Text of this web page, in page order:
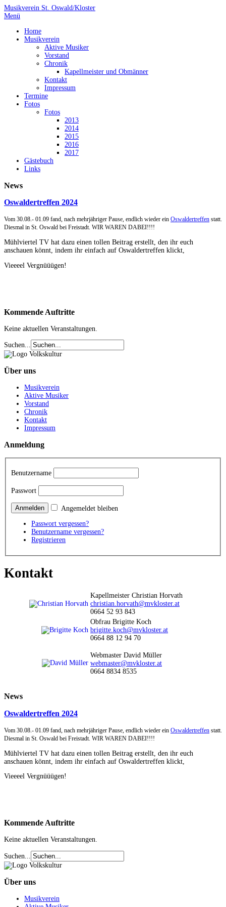
Musikverein St. Oswald/Kloster
Menü
Home
Musikverein
Aktive Musiker
Vorstand
Chronik
Kapellmeister und Obmänner
Kontakt
Impressum
Termine
Fotos
Fotos
2013
2014
2015
2016
2017
Gästebuch
Links
News
Oswaldertreffen 2024
Vom 30.08.- 01.09 fand, nach mehrjähriger Pause, endlich wieder ein Oswaldertreffen statt.
Diesmal in St. Oswald bei Freistadt. WIR WAREN DABEI!!!!
Mühlviertel TV hat dazu einen tollen Beitrag erstellt, den ihr euch
anschauen könnt, indem ihr einfach auf Oswaldertreffen klickt,
Vieeeel Vergnüüügen!
Kommende Auftritte
Keine aktuellen Veranstaltungen.
Suchen...
Über uns
Musikverein
Aktive Musiker
Vorstand
Chronik
Kontakt
Impressum
Anmeldung
Benutzername
Passwort
Angemeldet bleiben
Passwort vergessen?
Benutzername vergessen?
Registrieren
Kontakt
Kapellmeister Christian Horvath
christian.horvath@mvkloster.at
0664 52 93 843
Obfrau Brigitte Koch
brigitte.koch@mvkloster.at
0664 88 12 94 70
Webmaster David Müller
webmaster@mvkloster.at
0664 8834 8535
News
Oswaldertreffen 2024
Vom 30.08.- 01.09 fand, nach mehrjähriger Pause, endlich wieder ein Oswaldertreffen statt.
Diesmal in St. Oswald bei Freistadt. WIR WAREN DABEI!!!!
Mühlviertel TV hat dazu einen tollen Beitrag erstellt, den ihr euch
anschauen könnt, indem ihr einfach auf Oswaldertreffen klickt,
Vieeeel Vergnüüügen!
Kommende Auftritte
Keine aktuellen Veranstaltungen.
Suchen...
Über uns
Musikverein